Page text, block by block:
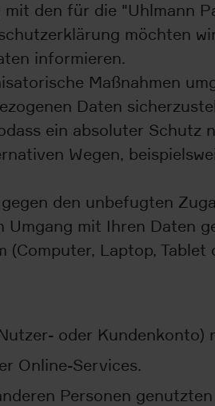
den für die "Uhlmann
möchten
informieren.
Maßnahmen
Daten
ein absoluter Schutz
Wegen,
den unbefugten
Umgang mit Ihren Daten
Laptop, Tablet
oder Kundenkonto)
Online-Services.
Personen